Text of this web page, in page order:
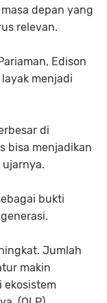
depan yang
relevan.
Edison
menjadi
di
bisa menjadikan
bukti
Jumlah
makin